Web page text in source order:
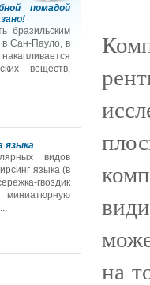
помадой
бразильским
в Сан-Пауло, в
веществ,
языка
видов
языка (в
гвоздик
на